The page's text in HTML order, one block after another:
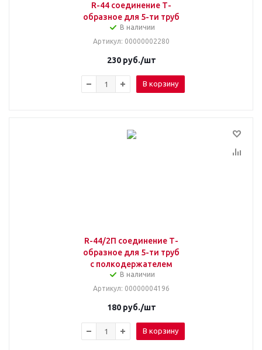
R-44 соединение Т-
образное для 5-ти труб
В наличии
Артикул: 00000002280
230руб./шт
В корзину
R-44/2П соединение Т-
образное для 5-ти труб
с полкодержателем
В наличии
Артикул: 00000004196
180руб./шт
В корзину